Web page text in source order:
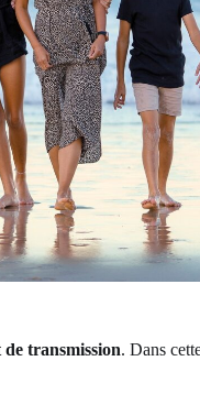
transmission. Dans